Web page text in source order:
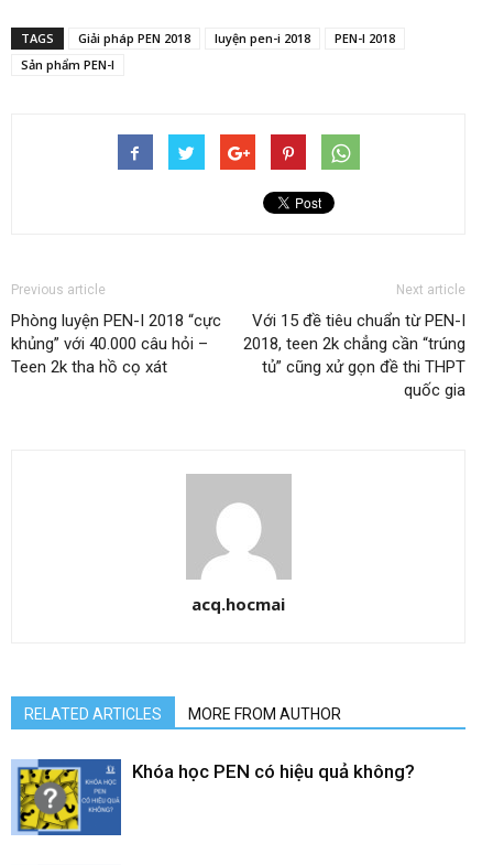
TAGS Giải pháp PEN 2018 luyện pen-i 2018
PEN-I 2018
Sản phẩm PEN-I
Previous article
Phòng luyện PEN-I 2018 “cực
khủng” với 40.000 câu hỏi –
Teen 2k tha hồ cọ xát
Next article
Với 15 đề tiêu chuẩn từ PEN-I
2018, teen 2k chẳng cần “trúng
tủ” cũng xử gọn đề thi THPT
quốc gia
acq.hocmai
RELATED ARTICLES MORE FROM AUTHOR
Khóa học PEN có hiệu quả không?